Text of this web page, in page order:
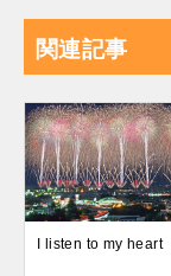
関連記事
I listen to my heart